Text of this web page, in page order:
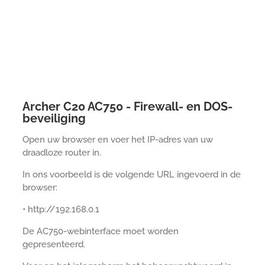
Archer C20 AC750 - Firewall- en DOS-
beveiliging
Open uw browser en voer het IP-adres van uw
draadloze router in.
In ons voorbeeld is de volgende URL ingevoerd in de
browser:
• http://192.168.0.1
De AC750-webinterface moet worden
gepresenteerd.